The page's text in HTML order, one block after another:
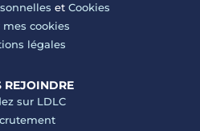
et Cookies
mes cookies
légales
REJOINDRE
sur LDLC